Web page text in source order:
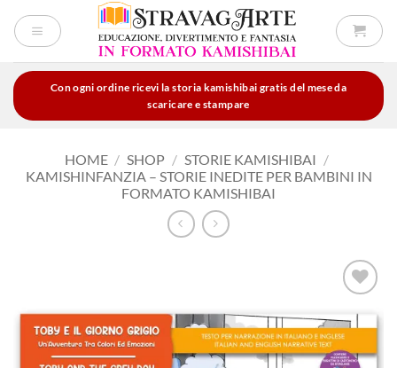
Con ogni ordine ricevi la storia kamishibai gratis del mese da
scaricare e stampare
HOME / SHOP / STORIE KAMISHIBAI /
KAMISHINFANZIA – STORIE INEDITE PER BAMBINI IN
FORMATO KAMISHIBAI
Aggiungi
alla lista
dei
desideri